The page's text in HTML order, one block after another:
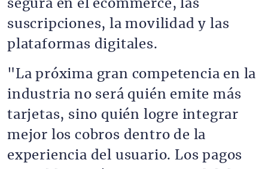
segura en el ecommerce, las
suscripciones, la movilidad y las
plataformas digitales.
"La próxima gran competencia en la
industria no será quién emite más
tarjetas, sino quién logre integrar
mejor los cobros dentro de la
experiencia del usuario. Los pagos